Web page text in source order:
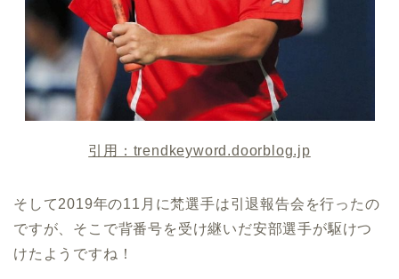
引用：trendkeyword.doorblog.jp
そして2019年の11月に梵選手は引退報告会を行ったの
ですが、そこで背番号を受け継いだ安部選手が駆けつ
けたようですね！